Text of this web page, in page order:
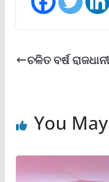
ଚଳିତ ବର୍ଷ
You